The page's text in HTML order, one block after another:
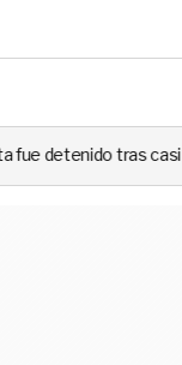
casi atropellar a un